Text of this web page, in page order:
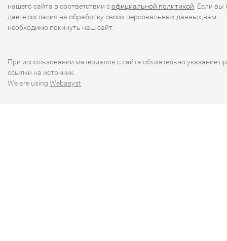
нашего сайта в соответствии софициальной политикой . Если вы
даете согласия на обработку своих персональных данных,вам
необходимо покинуть наш сайт.
При использовании материалов с сайта обязательно указание
ссылки на источник.
We are using Webasyst